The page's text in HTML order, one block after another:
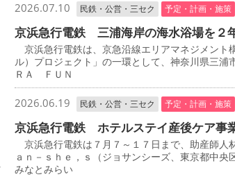
2026.07.10 民鉄・公営・三セク 予定・計画・施策
京浜急行電鉄 三浦海岸の海水浴場を２
京浜急行電鉄は、京急沿線エリアマネジメント
ル）プロジェクト」の一環として、神奈川県三浦
ＲＡ ＦＵＮ
2026.06.19 民鉄・公営・三セク 予定・計画・施策
京浜急行電鉄 ホテルステイ産後ケア事
京浜急行電鉄は７月７～１７日まで、助産師人
ａｎ－ｓｈｅ，ｓ（ジョサンシーズ、東京都中
みなとみらい